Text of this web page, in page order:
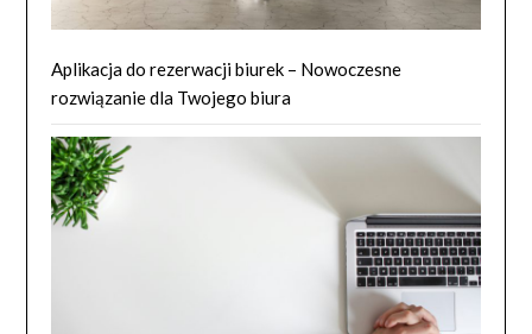
Aplikacja do rezerwacji biurek – Nowoczesne
rozwiązanie dla Twojego biura